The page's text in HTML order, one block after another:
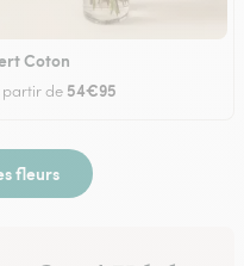
Coton
partir de 54€95
fleurs